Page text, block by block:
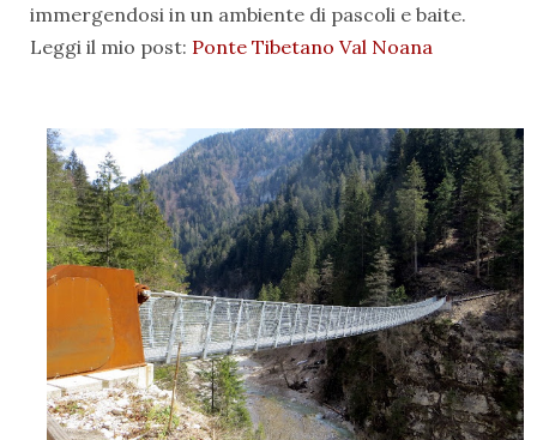
immergendosi in un ambiente di pascoli e baite.
Leggi il mio post: Ponte Tibetano Val Noana